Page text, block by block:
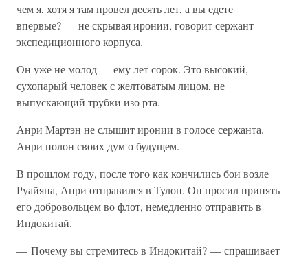
чем я, хотя я там провел десять лет, а вы едете
впервые? — не скрывая иронии, говорит сержант
экспедиционного корпуса.
Он уже не молод — ему лет сорок. Это высокий,
сухопарый человек с желтоватым лицом, не
выпускающий трубки изо рта.
Анри Мартэн не слышит иронии в голосе сержанта.
Анри полон своих дум о будущем.
В прошлом году, после того как кончились бои возле
Руайяна, Анри отправился в Тулон. Он просил принять
его добровольцем во флот, немедленно отправить в
Индокитай.
— Почему вы стремитесь в Индокитай? — спрашивает